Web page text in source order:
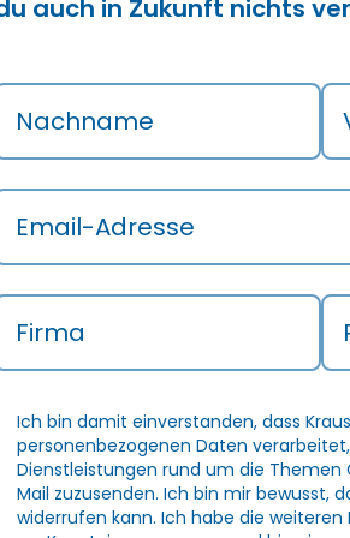
auch in Zukunft nichts
Nachname
Email-Adresse
Firma
Ich bin damit einverstanden, dass
personenbezogenen Daten
Dienstleistungen rund um die
Mail zuzusenden. Ich bin mir bewusst,
widerrufen kann. Ich habe die weiteren